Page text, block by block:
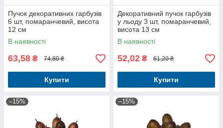
Пучок декоративних гарбузів
6 шт, помаранчевий, висота
12 см
В наявності
63,58 ₴ 74,80 ₴
Купити
Декоративний пучок гарбузів
у льоду 3 шт, помаранчевий,
висота 13 см
В наявності
52,02 ₴ 61,20 ₴
Купити
–15% –15%